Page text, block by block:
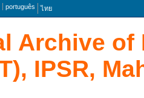
português ไทย
Archive of
IPSR,